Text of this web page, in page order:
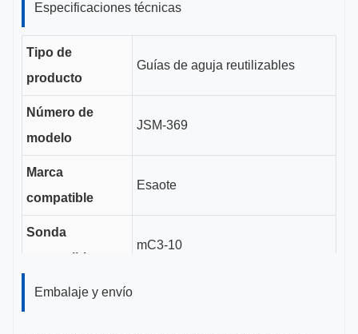
Especificaciones técnicas
Tipo de
producto
Guías de aguja reutilizables
Número de
modelo
JSM-369
Marca
compatible
Esaote
Sonda
compatible
mC3-10
Longitud del
Embalaje y envío